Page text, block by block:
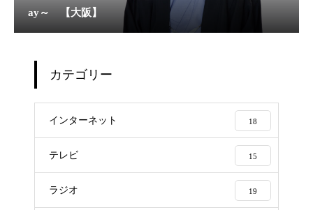
ay～ 【大阪】
カテゴリー
インターネット 18
テレビ 15
ラジオ 19